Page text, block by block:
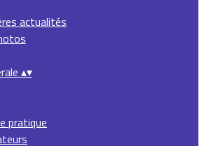
actualités
▴▾
pratique